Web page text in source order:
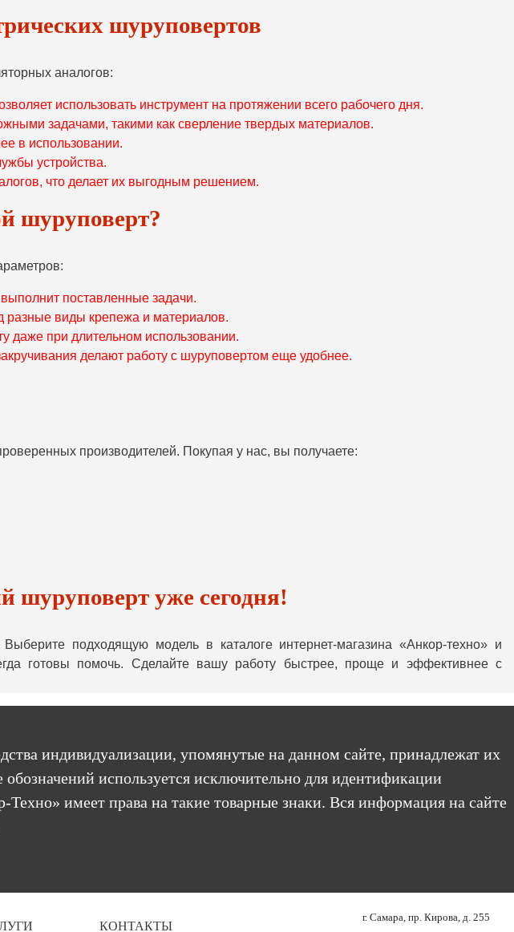
шуруповертов
аналогов:
использовать инструмент на протяжении всего рабочего дня.
задачами, такими как сверление твердых материалов.
в использовании.
устройства.
что делает их выгодным решением.
шуруповерт?
поставленные задачи.
разные виды крепежа и материалов.
даже при длительном использовании.
делают работу с шуруповертом еще удобнее.
производителей. Покупая у нас, вы получаете:
шуруповерт уже сегодня!
подходящую модель в каталоге интернет-магазина «Анкор-техно» и
готовы помочь. Сделайте вашу работу быстрее, проще и эффективнее с
индивидуализации, упомянутые на данном сайте, принадлежат их
используется исключительно для идентификации
имеет права на такие товарные знаки. Вся информация на сайте
КОНТАКТЫ
г. Самара, пр. Кирова, д. 255